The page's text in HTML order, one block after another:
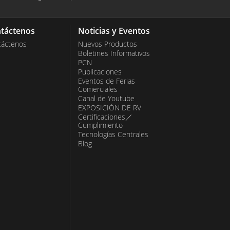
Noticias y Eventos
Nuevos Productos
Boletines Informativos
PCN
Publicaciones
Eventos de Ferias
Comerciales
Canal de Youtube
EXPOSICIÓN DE RV
Certificaciones／
Cumplimiento
Tecnologías Centrales
Blog